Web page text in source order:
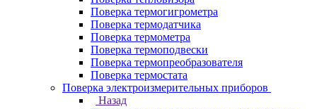
Поверка термогигрометра
Поверка термодатчика
Поверка термометра
Поверка термоподвески
Поверка термопреобразователя
Поверка термостата
Поверка электроизмерительных приборов
Назад